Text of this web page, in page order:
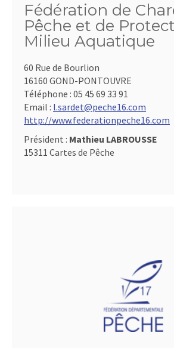
Fédération de
Pêche et de
Milieu Aquatique
60 Rue de Bourlion
16160 GOND-PONTOUVRE
Téléphone : 05 45 69 33 91
Email : l.sardet@peche16.com
http://www.federationpeche16.com
Président : Mathieu LABROUSSE
15311 Cartes de Pêche